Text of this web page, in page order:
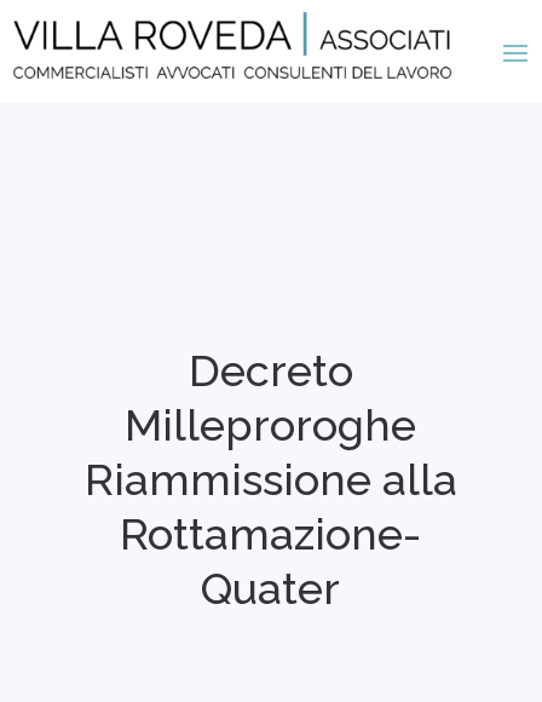
Decreto
Milleproroghe
Riammissione alla
Rottamazione-
Quater